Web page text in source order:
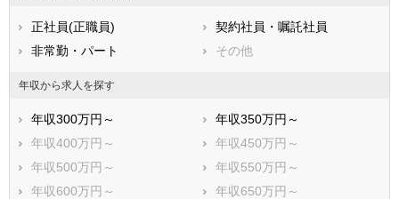
鹿児島県
正社員(正職員)
契約社員・嘱託社員
非常勤・パート
その他
年収から求人を探す
年収300万円～
年収350万円～
年収400万円～
年収450万円～
年収500万円～
年収550万円～
年収600万円～
年収650万円～